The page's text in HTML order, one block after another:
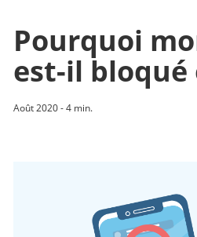
Pourquoi
est-il
Août 2020 - 4 min.